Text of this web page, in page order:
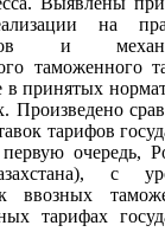
на
и
таможенного
принятых
Произведено
тарифов
очередь,
с
ввозных
тарифах